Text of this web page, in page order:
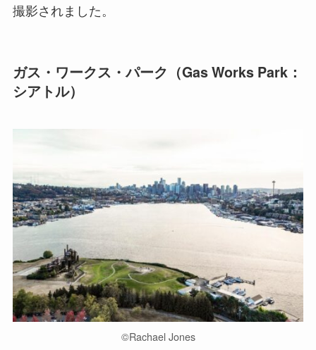
撮影されました。
ガス・ワークス・パーク（Gas Works Park：
シアトル）
©︎Rachael Jones